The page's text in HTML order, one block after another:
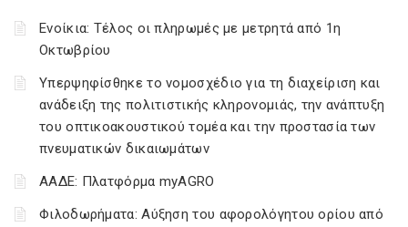
Ενοίκια: Τέλος οι πληρωμές με μετρητά από 1η
Οκτωβρίου
Υπερψηφίσθηκε το νομοσχέδιο για τη διαχείριση και
ανάδειξη της πολιτιστικής κληρονομιάς, την ανάπτυξη
του οπτικοακουστικού τομέα και την προστασία των
πνευματικών δικαιωμάτων
ΑΑΔΕ: Πλατφόρμα myAGRO
Φιλοδωρήματα: Αύξηση του αφορολόγητου ορίου από